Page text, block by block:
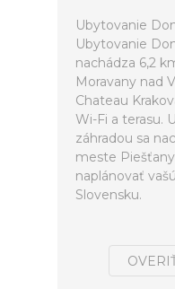
Ubytovanie
Ubytovanie
nachádza 6,2
Moravany nad
Chateau
Wi-Fi a terasu.
záhradou sa
meste
naplánovať
Slovensku.